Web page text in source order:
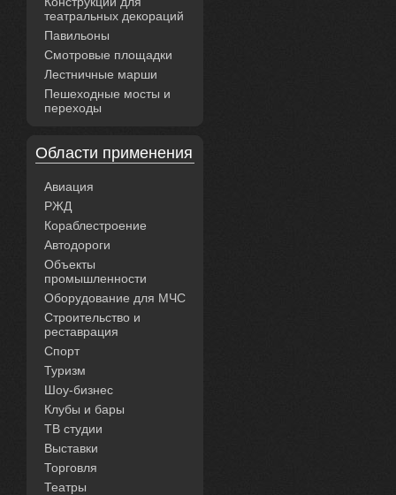
театральных декораций
Павильоны
Смотровые площадки
Лестничные марши
Пешеходные мосты и
переходы
Области применения
Авиация
РЖД
Кораблестроение
Автодороги
Объекты
промышленности
Оборудование для МЧС
Строительство и
реставрация
Спорт
Туризм
Шоу-бизнес
Клубы и бары
ТВ студии
Выставки
Торговля
Театры